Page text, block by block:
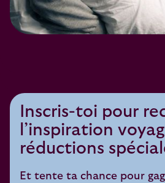
Inscris-toi pour
l’inspiration
réductions
Et tente ta chance pour